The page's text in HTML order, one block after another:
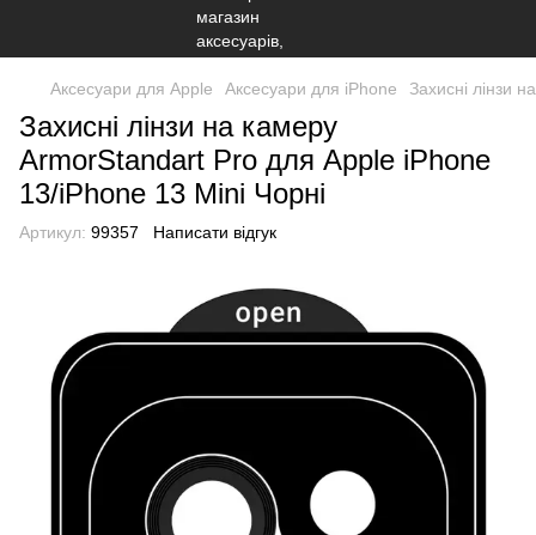
Аксесуари для Apple Аксесуари для iPhone Захисні лінзи
Захисні лінзи на камеру
ArmorStandart Pro для Apple iPhone
13/iPhone 13 Mini Чорні
Артикул: 99357 Написати відгук